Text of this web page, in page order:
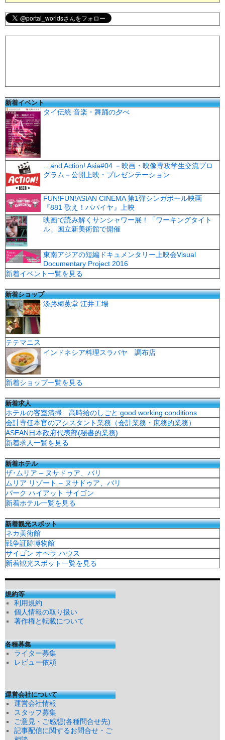
新着イベント
タイ伝統 音楽・舞踊の夕べ
…and Action! Asia#04 －映画・映像専攻学生交流プロ
グラム－公開上映・プレゼンテーション
FUN!FUN!ASIAN CINEMA 第1弾シンガポール映画
『881 歌え！パパイヤ』上映
映画で読み解くサンシャワー展！「ワーキングタイト
ル」国立新美術館で開催
東南アジアの短編ドキュメンタリー上映会Visual
Documentary Project 2016
新着イベント一覧を見る
新着ショップ
淡路梅薫堂 江井工場
テテマニス
インドネシア料理スラバヤ 調布店
新着ショップ一覧を見る
新着求人
ホテルの客室清掃 高時給のしごと:good working conditions
会計専任本官のアシスタント業務（会計業務・庶務的業務）
ASEAN日本政府代表部(秘書的業務)
新着求人一覧を見る
新着ホテル
ザ･ムリア – ヌサドゥア、バリ
ムリア リゾート – ヌサドゥア、バリ
パーク ハイアット サイゴン
新着ホテル一覧を見る
新着観光スポット
ネカ美術館
戦争証跡博物館
サイゴン オペラ ハウス
新着観光スポット一覧を見る
規約等
利用規約
個人情報の取り扱い
著作権と転載について
各種募集
ライター募集
レビュー依頼
運営会社について
運営会社情報
スタッフ募集
ご意見・ご感想(各種問合せ先)
記事配信に関するお問合せ・ご